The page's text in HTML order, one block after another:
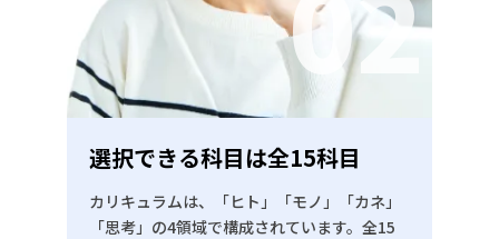
選択できる科目は全15科⽬
カリキュラムは、「ヒト」「モノ」「カネ」
「思考」の4領域で構成されています。全15